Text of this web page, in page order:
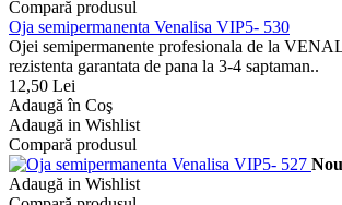
Compară produsul
Oja semipermanenta Venalisa VIP5- 530
Ojei semipermanente profesionala de la
rezistenta garantata de pana la 3-4 saptaman..
12,50 Lei
Adaugă în Coş
Adaugă in Wishlist
Compară produsul
Nou
Adaugă in Wishlist